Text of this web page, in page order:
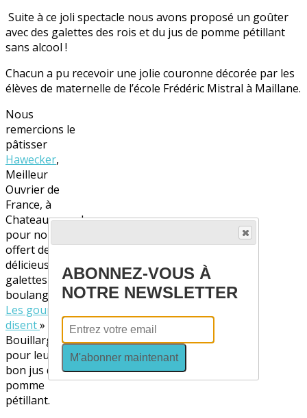
Suite à ce joli spectacle nous avons proposé un goûter
avec des galettes des rois et du jus de pomme pétillant
sans alcool !
Chacun a pu recevoir une jolie couronne décorée par les
élèves de maternelle de l’école Frédéric Mistral à Maillane.
Nous
remercions le
pâtisser
Hawecker,
Meilleur
Ouvrier de
France, à
Chateaurenard
pour nous avoir
offert de
délicieuses
galettes etla
boulangerie «
Les gourmands
disent» de
Bouillargues
pour leur très
bon jus de
pomme
pétillant.
ABONNEZ-VOUS À
NOTRE NEWSLETTER
M'abonner maintenant